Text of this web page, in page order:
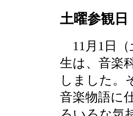
土曜参観
11月1日
生は、音楽
しました。
音楽物語に